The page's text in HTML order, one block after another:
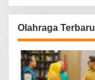
Olahraga Terbaru